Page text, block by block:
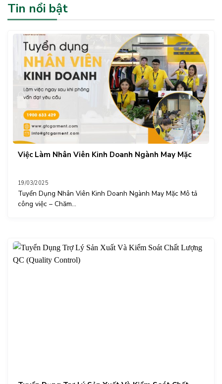
Tin nổi bật
Việc Làm Nhân Viên Kinh Doanh Ngành May Mặc
19/03/2025
Tuyển Dụng Nhân Viên Kinh Doanh Ngành May Mặc Mô tả
công việc – Chăm...